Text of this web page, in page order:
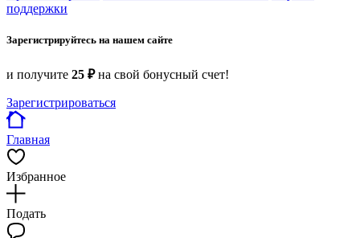
поддержки
Зарегистрируйтесь на нашем сайте
и получите 25 ₽на свой бонусный счет!
Зарегистрироваться
Главная
Избранное
Подать